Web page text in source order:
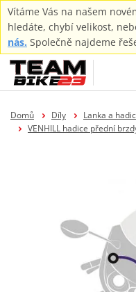
Vítáme Vás na našem
hledáte, chybí velikost,
nás. Společně najdeme
Domů Díly Lanka a
VENHILL hadice přední